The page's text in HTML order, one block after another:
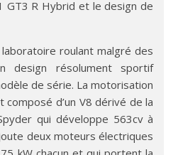
GT3 R Hybrid et le design de
roulant malgré des
design résolument sportif
de série. La motorisation
d’un V8 dérivé de la
qui développe 563cv à
deux moteurs électriques